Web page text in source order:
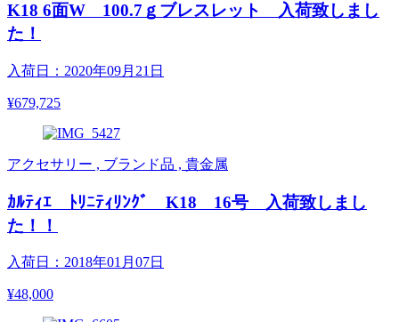
K18 6面W 100.7ｇブレスレット 入荷致しまし
た！
入荷日：2020年09月21日
¥679,725
アクセサリー , ブランド品 , 貴金属
ｶﾙﾃｨｴ ﾄﾘﾆﾃｨﾘﾝｸﾞ K18 16号 入荷致しまし
た！！
入荷日：2018年01月07日
¥48,000